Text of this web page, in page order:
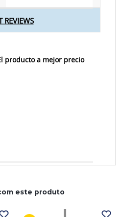
REVIEWS
producto a mejor precio
este produto